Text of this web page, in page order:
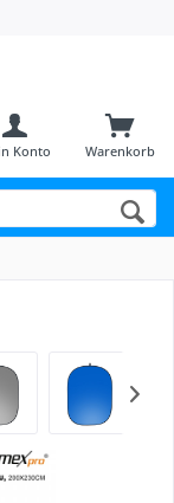
Warenkorb
Konto